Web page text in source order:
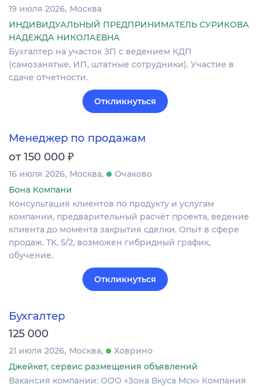
19 июля 2026 Москва
ИНДИВИДУАЛЬНЫЙ ПРЕДПРИНИМАТЕЛЬ СУРИКОВА
НАДЕЖДА НИКОЛАЕВНА
Бухгалтер на участок ЗП с ведением КДП
(самозанятые, ИП, штатные сотрудники). Участие в
сдаче отчетности.
Откликнуться
Менеджер по продажам
от 150 000 ₽
16 июля 2026 Москва
Очаково
Бона Компани
Консультация клиентов по продукту и услугам
компании, предварительный расчёт проекта, ведение
клиента до момента закрытия сделки. Опыт в сфере
продаж. ТК, 5/2, возможен гибридный график,
обучение.
Откликнуться
Бухгалтер
125 000
21 июля 2026 Москва
Ховрино
Джейкет, сервис размещения объявлений
Вакансия компании: ООО «Зона Вкуса Мск» Компания